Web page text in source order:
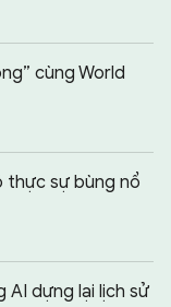
cùng World
thực sự bùng nổ
AI dựng lại lịch sử